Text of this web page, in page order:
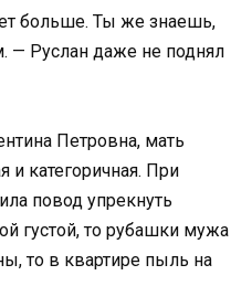
больше. Ты же знаешь,
— Руслан даже не поднял
Петровна, мать
и категоричная. При
повод упрекнуть
густой, то рубашки мужа
то в квартире пыль на